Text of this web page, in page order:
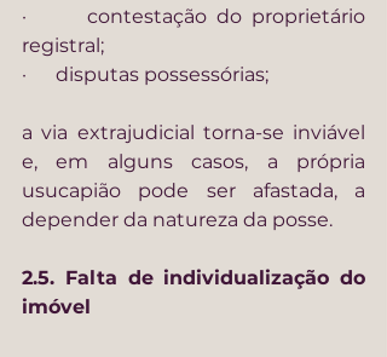
·      contestação do proprietário
registral;
·      disputas possessórias;
a via extrajudicial torna-se inviável
e, em alguns casos, a própria
usucapião pode ser afastada, a
depender da natureza da posse.
2.5. Falta de individualização do
imóvel